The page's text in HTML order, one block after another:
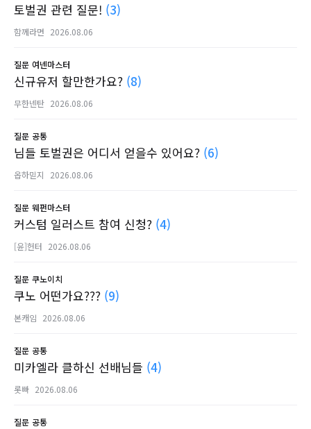
토벌권 관련 질문! (3)
함께라면 2026.08.06
질문 여넨마스터
신규유저 할만한가요? (8)
무한넨탄 2026.08.06
질문 공통
님들 토벌권은 어디서 얻을수 있어요? (6)
옵하믿지 2026.08.06
질문 웨펀마스터
커스텀 일러스트 참여 신청? (4)
[윤]헌터 2026.08.06
질문 쿠노이치
쿠노 어떤가요??? (9)
본캐임 2026.08.06
질문 공통
미카엘라 클하신 선배님들 (4)
롯빠 2026.08.06
질문 공통